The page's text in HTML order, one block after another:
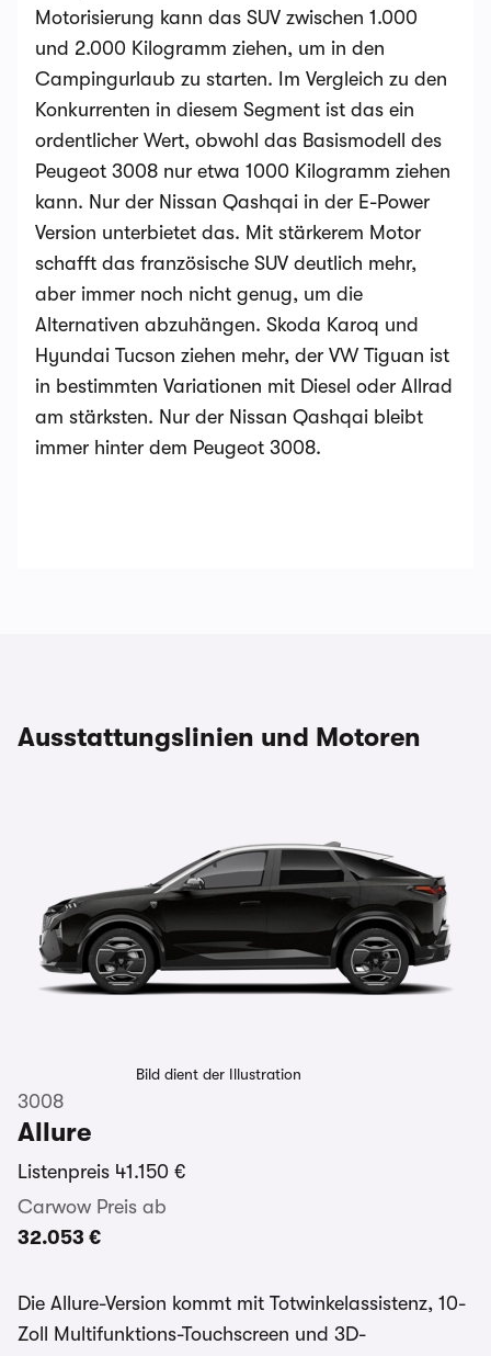
Motorisierung kann das SUV zwischen 1.000
und 2.000 Kilogramm ziehen, um in den
Campingurlaub zu starten. Im Vergleich zu den
Konkurrenten in diesem Segment ist das ein
ordentlicher Wert, obwohl das Basismodell des
Peugeot 3008 nur etwa 1000 Kilogramm ziehen
kann. Nur der Nissan Qashqai in der E-Power
Version unterbietet das. Mit stärkerem Motor
schafft das französische SUV deutlich mehr,
aber immer noch nicht genug, um die
Alternativen abzuhängen. Skoda Karoq und
Hyundai Tucson ziehen mehr, der VW Tiguan ist
in bestimmten Variationen mit Diesel oder Allrad
am stärksten. Nur der Nissan Qashqai bleibt
immer hinter dem Peugeot 3008.
Ausstattungslinien und Motoren
Bild dient der Illustration
3008
Allure
Listenpreis 41.150 €
Carwow Preis ab
32.053 €
Die Allure-Version kommt mit Totwinkelassistenz, 10-
Zoll Multifunktions-Touchscreen und 3D-